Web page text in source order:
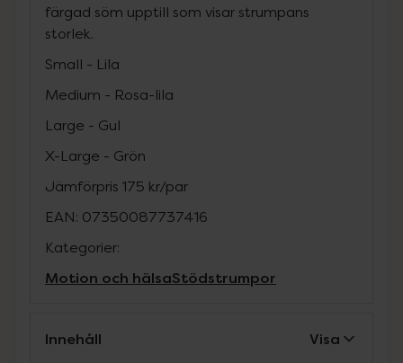
färgad söm upptill som visar strumpans
storlek.
Small - Lila
Medium - Rosa-lila
Large - Gul
X-Large - Grön
Jämförpris 175 kr/par
EAN: 07350087737416
Kategorier:
Motion och hälsaStödstrumpor
Innehåll Visa